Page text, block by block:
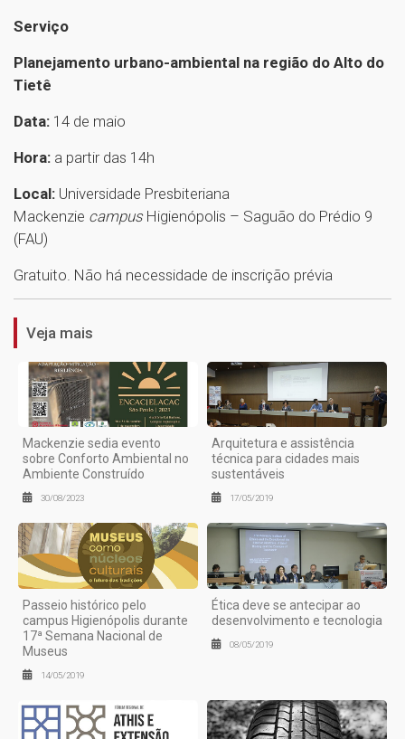
Serviço
Planejamento urbano-ambiental na região do Alto do
Tietê
Data: 14 de maio
Hora: a partir das 14h
Local: Universidade Presbiteriana
Mackenzie campus Higienópolis – Saguão do Prédio 9
(FAU)
Gratuito. Não há necessidade de inscrição prévia
Veja mais
Mackenzie sedia evento
sobre Conforto Ambiental no
Ambiente Construído
30/08/2023
Arquitetura e assistência
técnica para cidades mais
sustentáveis
17/05/2019
Passeio histórico pelo
campus Higienópolis durante
17ª Semana Nacional de
Museus
14/05/2019
Ética deve se antecipar ao
desenvolvimento e tecnologia
08/05/2019